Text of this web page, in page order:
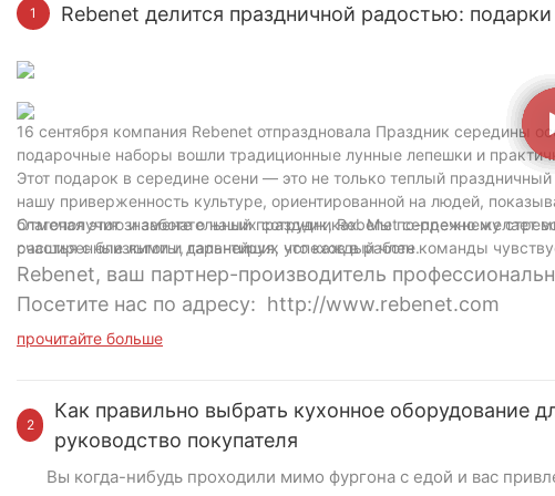
1 Rebenet делится праздничной радостью:
16 сентября компания Rebenet отпраздновала Праздник середины
подарочные наборы вошли традиционные лунные лепешки и
Этот подарок в середине осени — это не только теплый
нашу приверженность культуре, ориентированной на людей,
благополучию и заботе о наших сотрудниках. Мы по-прежнему
расширенные льготы, гарантируя, что каждый член команды
Отмечая этот знаменательный праздник, Rebenet сердечно
счастья с близкими и дальнейших успехов в работе.
Rebenet, ваш партнер-производитель
Посетите нас по адресу: http://www.rebenet.com
прочитайте больше
2
Как правильно выбрать кухонное оборудование
руководство покупателя
Вы когда-нибудь проходили мимо фургона с едой и вас